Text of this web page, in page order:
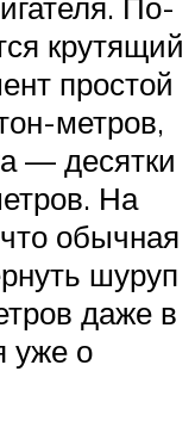
крутящий
простой
метров,
— десятки
На
обычная
шуруп
даже в
уже о